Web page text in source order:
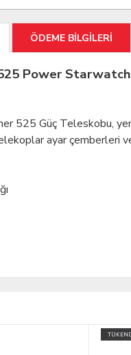
ÖDEME BİLGİLERİ
Power
525 Güç Teleskobu,
ayar çemberleri